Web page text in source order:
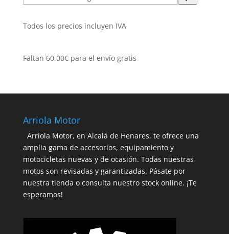
una
Todos los precios incluyen IVA
Faltan 60,00€para el envío gratis
Arriola Motor
Arriola Motor, en Alcalá de Henares, te ofrece una
amplia gama de accesorios, equipamiento y
motocicletas nuevas y de ocasión. Todas nuestras
motos son revisadas y garantizadas. Pásate por
nuestra tienda o consulta nuestro stock online. ¡Te
esperamos!